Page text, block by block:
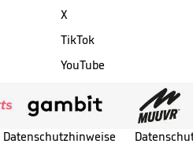
X
TikTok
YouTube
Datenschutzhinweise